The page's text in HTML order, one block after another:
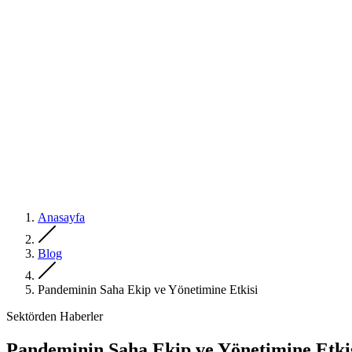
Anasayfa
Blog
Pandeminin Saha Ekip ve Yönetimine Etkisi
Sektörden Haberler